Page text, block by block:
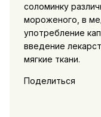
соломинку
мороженого, в
употребление
введение
мягкие ткани.
Поделиться